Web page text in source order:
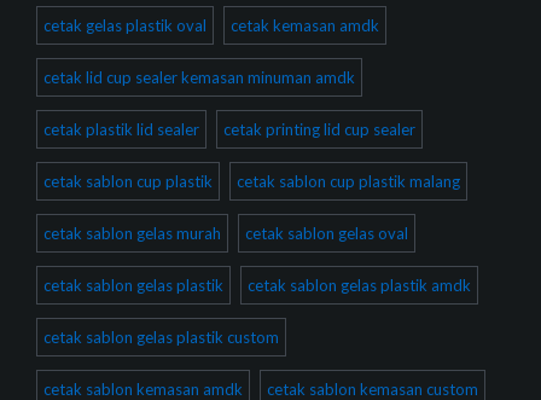
cetak gelas plastik oval cetak kemasan amdk
cetak lid cup sealer kemasan minuman amdk
cetak plastik lid sealer cetak printing lid cup sealer
cetak sablon cup plastik cetak sablon cup plastik malang
cetak sablon gelas murah cetak sablon gelas oval
cetak sablon gelas plastik cetak sablon gelas plastik amdk
cetak sablon gelas plastik custom
cetak sablon kemasan amdk cetak sablon kemasan custom